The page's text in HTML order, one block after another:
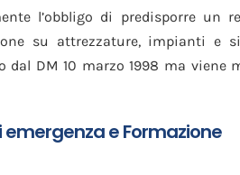
l’obbligo di predisporre un
su attrezzature, impianti e
dal DM 10 marzo 1998 ma viene
emergenza e Formazione